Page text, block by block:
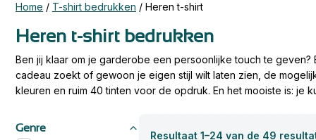
Jassen
Mutsen
Werkkleding
Accessoires
Kinder t-shirts
Kinder t-shirts
Luxe t-shirts
Kinder hoodies
Luxe hoodies
Kinder jassen
Geborduurde petten
Home / T-shirt bedrukken / Heren t-shirt
Heren t-shirt bedrukken
Ben jij klaar om je garderobe een persoonlijke touch te
cadeau zoekt of gewoon je eigen stijl wilt laten zien, de
kleuren en ruim 40 tinten voor de opdruk. En het mooiste is: je
Wil je een bedrukt t-shirt voor heren maken dat echt opvalt?
een vriend, alles is mogelijk. Onze service voor
service. Dus trek je creatieve schoenen aan en ontwerp een
Genre
Resultaat 1–24 van de 49